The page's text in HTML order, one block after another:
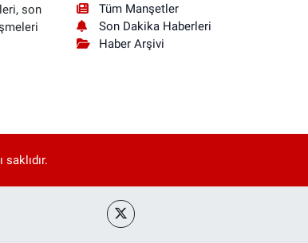
son
Tüm Manşetler
Son Dakika Haberleri
Haber Arşivi